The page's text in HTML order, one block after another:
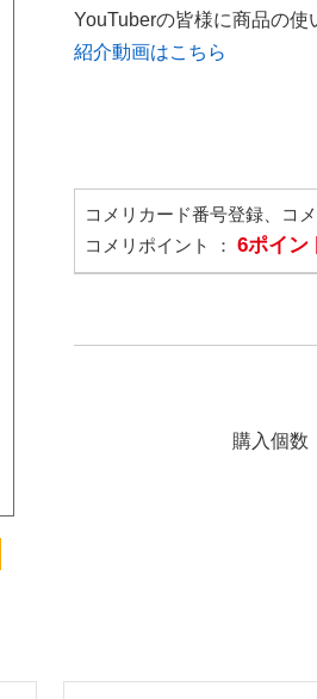
YouTuberの皆様に商品の
紹介動画はこちら
コメリカード番号登録、コ
コメリポイント ： 6ポイン
購入個数